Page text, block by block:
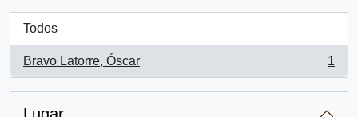
Todos
Bravo Latorre, Óscar
, 1 resultados
1